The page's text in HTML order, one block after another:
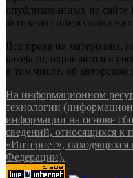
опубликованных на сайте
активная гиперссылка на
Все права на материалы,
gazeta.ru, охраняются в
в том числе, об
На информационном
технологии
информации на основе
сведений, относящихся к
«Интернет», находящихся
Федерации).